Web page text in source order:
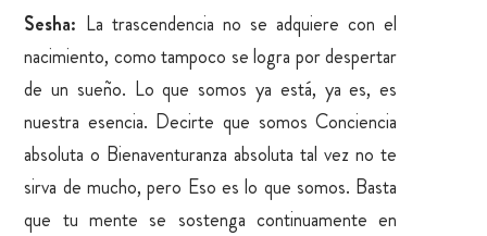
Sesha: La trascendencia no se adquiere con el
nacimiento, como tampoco se logra por despertar
de un sueño. Lo que somos ya está, ya es, es
nuestra esencia. Decirte que somos Conciencia
absoluta o Bienaventuranza absoluta tal vez no te
sirva de mucho, pero Eso es lo que somos. Basta
que tu mente se sostenga continuamente en